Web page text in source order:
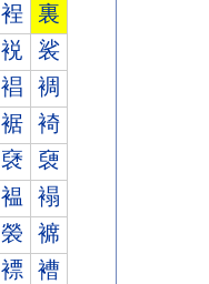
裎 裏
裞 裟
裮 裯
裾 裿
褎 褏
褞 褟
褮 褯
褾 褿